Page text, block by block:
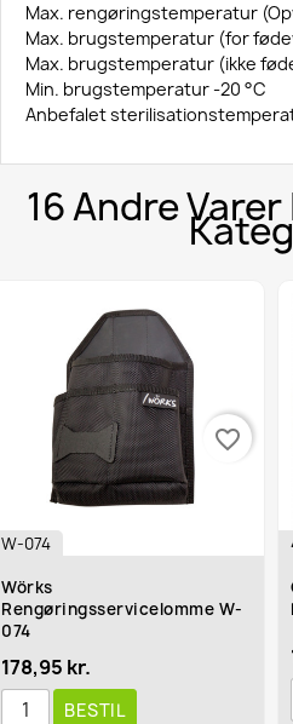
Max. rengøringstemperatur
Max. brugstemperatur (for
Max. brugstemperatur (ikke
Min. brugstemperatur -20 °C
Anbefalet
16 Andre
074
W-
kr.
BESTIL
favorite_border